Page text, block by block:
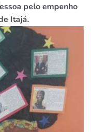
pelo empenho
Itajá.